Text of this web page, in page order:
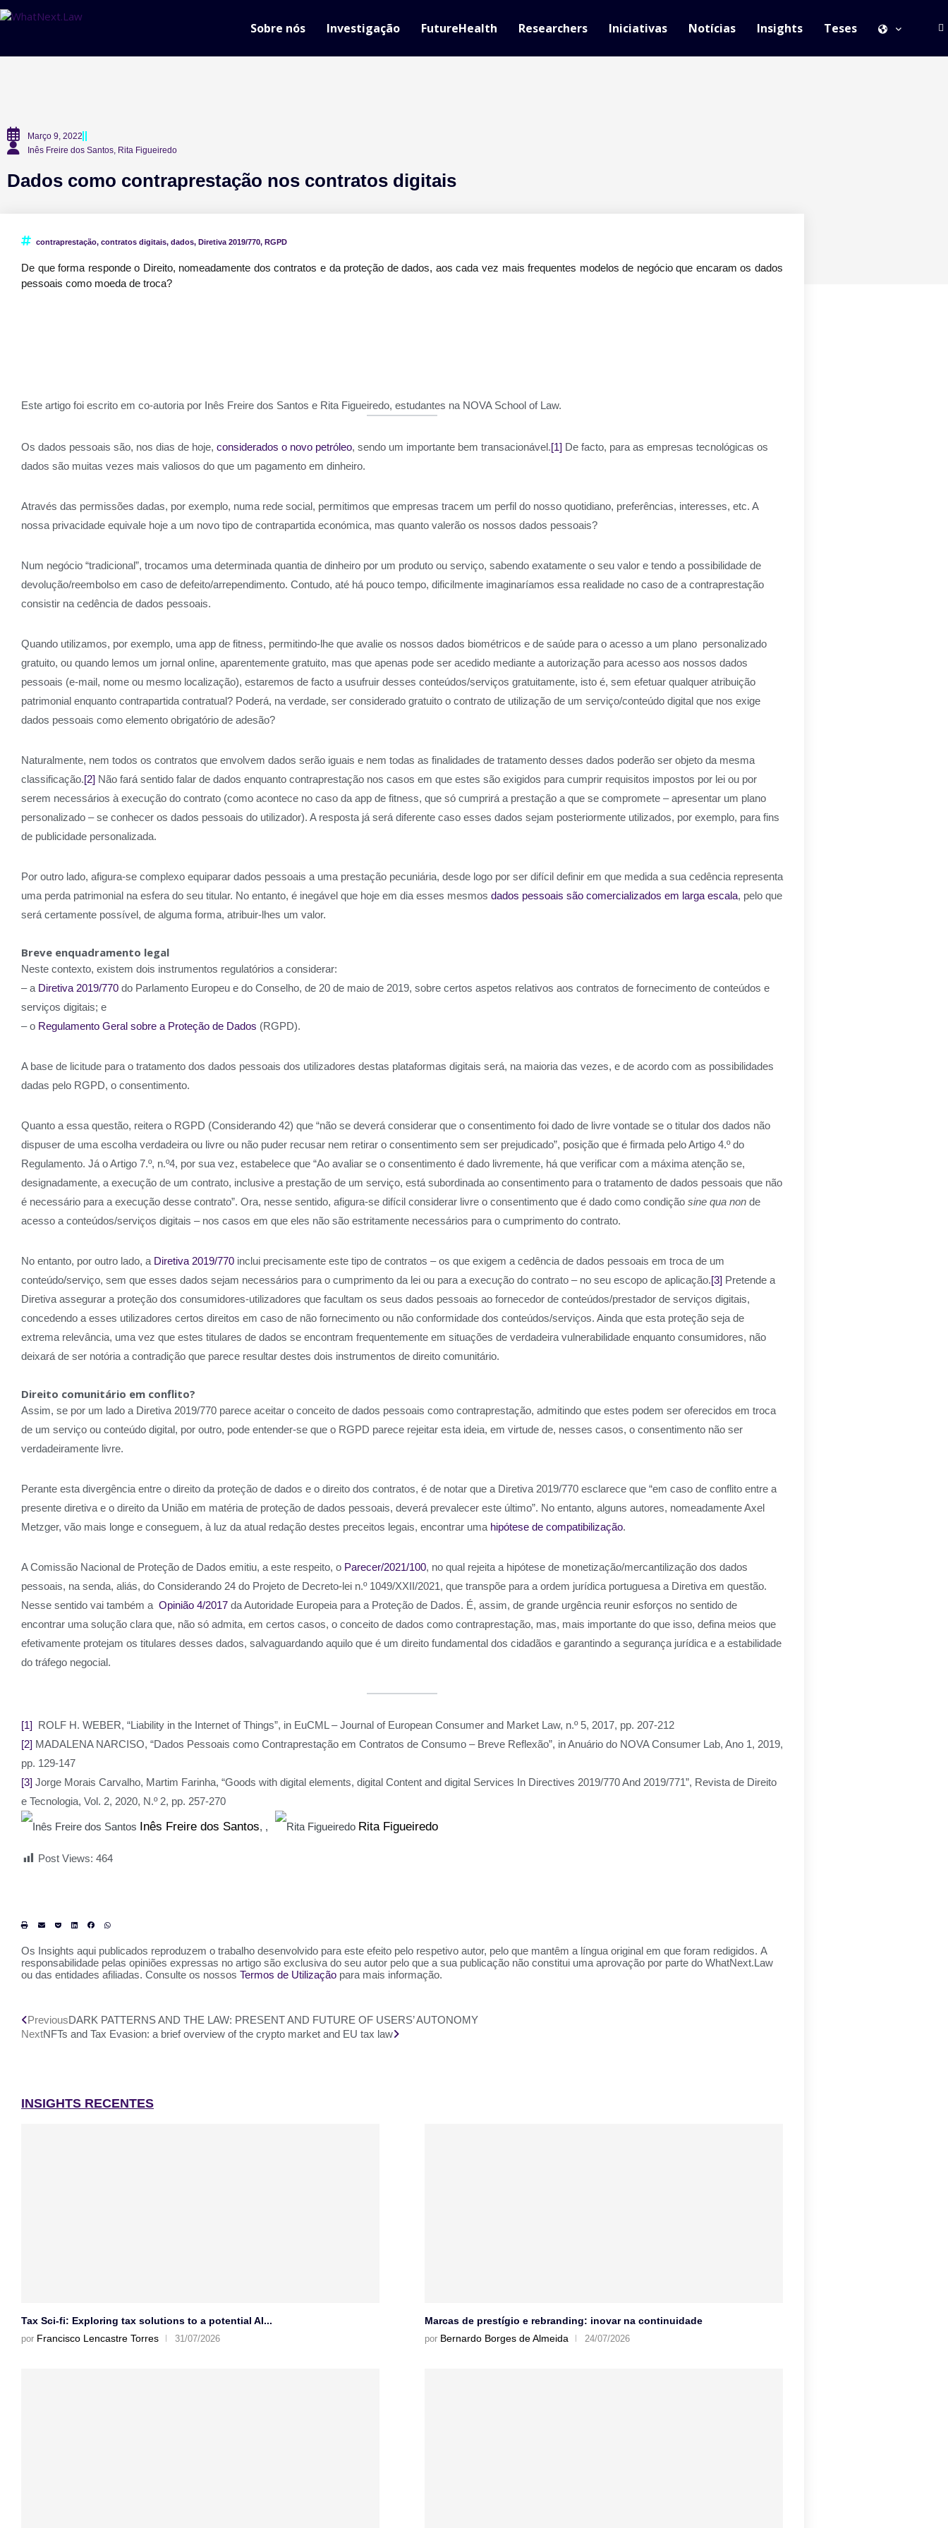
Sobre nós Investigação FutureHealth Researchers Iniciativas Notícias Insights Teses
Março 9, 2022
Inês Freire dos Santos, Rita Figueiredo
Dados como contraprestação nos contratos digitais
contraprestação, contratos digitais, dados, Diretiva 2019/770, RGPD
De que forma responde o Direito, nomeadamente dos contratos e da proteção de dados, aos cada vez mais frequentes modelos de negócio que encaram os dados
pessoais como moeda de troca?
Este artigo foi escrito em co-autoria por Inês Freire dos Santos e Rita Figueiredo, estudantes na NOVA School of Law.
Os dados pessoais são, nos dias de hoje, considerados o novo petróleo, sendo um importante bem transacionável.[1] De facto, para as empresas tecnológicas os
dados são muitas vezes mais valiosos do que um pagamento em dinheiro.
Através das permissões dadas, por exemplo, numa rede social, permitimos que empresas tracem um perfil do nosso quotidiano, preferências, interesses, etc. A
nossa privacidade equivale hoje a um novo tipo de contrapartida económica, mas quanto valerão os nossos dados pessoais?
Num negócio “tradicional”, trocamos uma determinada quantia de dinheiro por um produto ou serviço, sabendo exatamente o seu valor e tendo a possibilidade de
devolução/reembolso em caso de defeito/arrependimento. Contudo, até há pouco tempo, dificilmente imaginaríamos essa realidade no caso de a contraprestação
consistir na cedência de dados pessoais.
Quando utilizamos, por exemplo, uma app de fitness, permitindo-lhe que avalie os nossos dados biométricos e de saúde para o acesso a um plano personalizado
gratuito, ou quando lemos um jornal online, aparentemente gratuito, mas que apenas pode ser acedido mediante a autorização para acesso aos nossos dados
pessoais (e-mail, nome ou mesmo localização), estaremos de facto a usufruir desses conteúdos/serviços gratuitamente, isto é, sem efetuar qualquer atribuição
patrimonial enquanto contrapartida contratual? Poderá, na verdade, ser considerado gratuito o contrato de utilização de um serviço/conteúdo digital que nos exige
dados pessoais como elemento obrigatório de adesão?
Naturalmente, nem todos os contratos que envolvem dados serão iguais e nem todas as finalidades de tratamento desses dados poderão ser objeto da mesma
classificação.[2] Não fará sentido falar de dados enquanto contraprestação nos casos em que estes são exigidos para cumprir requisitos impostos por lei ou por
serem necessários à execução do contrato (como acontece no caso da app de fitness, que só cumprirá a prestação a que se compromete – apresentar um plano
personalizado – se conhecer os dados pessoais do utilizador). A resposta já será diferente caso esses dados sejam posteriormente utilizados, por exemplo, para fins
de publicidade personalizada.
Por outro lado, afigura-se complexo equiparar dados pessoais a uma prestação pecuniária, desde logo por ser difícil definir em que medida a sua cedência representa
uma perda patrimonial na esfera do seu titular. No entanto, é inegável que hoje em dia esses mesmos dados pessoais são comercializados em larga escala, pelo que
será certamente possível, de alguma forma, atribuir-lhes um valor.
Breve enquadramento legal
Neste contexto, existem dois instrumentos regulatórios a considerar:
– a Diretiva 2019/770 do Parlamento Europeu e do Conselho, de 20 de maio de 2019, sobre certos aspetos relativos aos contratos de fornecimento de conteúdos e
serviços digitais; e
– o Regulamento Geral sobre a Proteção de Dados (RGPD).
A base de licitude para o tratamento dos dados pessoais dos utilizadores destas plataformas digitais será, na maioria das vezes, e de acordo com as possibilidades
dadas pelo RGPD, o consentimento.
Quanto a essa questão, reitera o RGPD (Considerando 42) que “não se deverá considerar que o consentimento foi dado de livre vontade se o titular dos dados não
dispuser de uma escolha verdadeira ou livre ou não puder recusar nem retirar o consentimento sem ser prejudicado”, posição que é firmada pelo Artigo 4.º do
Regulamento. Já o Artigo 7.º, n.º4, por sua vez, estabelece que “Ao avaliar se o consentimento é dado livremente, há que verificar com a máxima atenção se,
designadamente, a execução de um contrato, inclusive a prestação de um serviço, está subordinada ao consentimento para o tratamento de dados pessoais que não
é necessário para a execução desse contrato”. Ora, nesse sentido, afigura-se difícil considerar livre o consentimento que é dado como condição sine qua non de
acesso a conteúdos/serviços digitais – nos casos em que eles não são estritamente necessários para o cumprimento do contrato.
No entanto, por outro lado, a Diretiva 2019/770 inclui precisamente este tipo de contratos – os que exigem a cedência de dados pessoais em troca de um
conteúdo/serviço, sem que esses dados sejam necessários para o cumprimento da lei ou para a execução do contrato – no seu escopo de aplicação.[3] Pretende a
Diretiva assegurar a proteção dos consumidores-utilizadores que facultam os seus dados pessoais ao fornecedor de conteúdos/prestador de serviços digitais,
concedendo a esses utilizadores certos direitos em caso de não fornecimento ou não conformidade dos conteúdos/serviços. Ainda que esta proteção seja de
extrema relevância, uma vez que estes titulares de dados se encontram frequentemente em situações de verdadeira vulnerabilidade enquanto consumidores, não
deixará de ser notória a contradição que parece resultar destes dois instrumentos de direito comunitário.
Direito comunitário em conflito?
Assim, se por um lado a Diretiva 2019/770 parece aceitar o conceito de dados pessoais como contraprestação, admitindo que estes podem ser oferecidos em troca
de um serviço ou conteúdo digital, por outro, pode entender-se que o RGPD parece rejeitar esta ideia, em virtude de, nesses casos, o consentimento não ser
verdadeiramente livre.
Perante esta divergência entre o direito da proteção de dados e o direito dos contratos, é de notar que a Diretiva 2019/770 esclarece que “em caso de conflito entre a
presente diretiva e o direito da União em matéria de proteção de dados pessoais, deverá prevalecer este último”. No entanto, alguns autores, nomeadamente Axel
Metzger, vão mais longe e conseguem, à luz da atual redação destes preceitos legais, encontrar uma hipótese de compatibilização.
A Comissão Nacional de Proteção de Dados emitiu, a este respeito, o Parecer/2021/100, no qual rejeita a hipótese de monetização/mercantilização dos dados
pessoais, na senda, aliás, do Considerando 24 do Projeto de Decreto-lei n.º 1049/XXII/2021, que transpõe para a ordem jurídica portuguesa a Diretiva em questão.
Nesse sentido vai também a Opinião 4/2017 da Autoridade Europeia para a Proteção de Dados. É, assim, de grande urgência reunir esforços no sentido de
encontrar uma solução clara que, não só admita, em certos casos, o conceito de dados como contraprestação, mas, mais importante do que isso, defina meios que
efetivamente protejam os titulares desses dados, salvaguardando aquilo que é um direito fundamental dos cidadãos e garantindo a segurança jurídica e a estabilidade
do tráfego negocial.
[1] ROLF H. WEBER, “Liability in the Internet of Things”, in EuCML – Journal of European Consumer and Market Law, n.º 5, 2017, pp. 207-212
[2] MADALENA NARCISO, “Dados Pessoais como Contraprestação em Contratos de Consumo – Breve Reflexão”, in Anuário do NOVA Consumer Lab, Ano 1, 2019,
pp. 129-147
[3] Jorge Morais Carvalho, Martim Farinha, “Goods with digital elements, digital Content and digital Services In Directives 2019/770 And 2019/771”, Revista de Direito
e Tecnologia, Vol. 2, 2020, N.º 2, pp. 257-270
Inês Freire dos Santos, Rita Figueiredo
Post Views: 464
Os Insights aqui publicados reproduzem o trabalho desenvolvido para este efeito pelo respetivo autor, pelo que mantêm a língua original em que foram redigidos. A
responsabilidade pelas opiniões expressas no artigo são exclusiva do seu autor pelo que a sua publicação não constitui uma aprovação por parte do WhatNext.Law
ou das entidades afiliadas. Consulte os nossos Termos de Utilização para mais informação.
PreviousDARK PATTERNS AND THE LAW: PRESENT AND FUTURE OF USERS’ AUTONOMY
NextNFTs and Tax Evasion: a brief overview of the crypto market and EU tax law
INSIGHTS RECENTES
Tax Sci-fi: Exploring tax solutions to a potential AI...
por Francisco Lencastre Torres 31/07/2026
Marcas de prestígio e rebranding: inovar na continuidade
por Bernardo Borges de Almeida 24/07/2026